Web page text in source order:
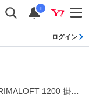
i
ログイン